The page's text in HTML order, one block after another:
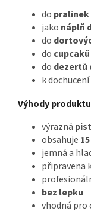
do
jako náplň
do
do
do dezertů
k dochucení
Výhody produktu
výrazná
obsahuje
jemná a
připravena
bez lepku
vhodná pro